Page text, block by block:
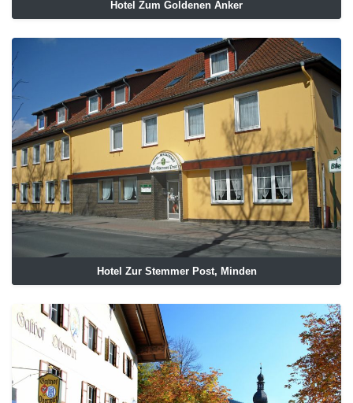
Hotel Zum Goldenen Anker
Hotel Zur Stemmer Post, Minden